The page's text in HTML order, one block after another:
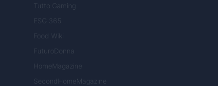
Tutto Gaming
ESG 365
Food Wiki
FuturoDonna
HomeMagazine
SecondHomeMagazine